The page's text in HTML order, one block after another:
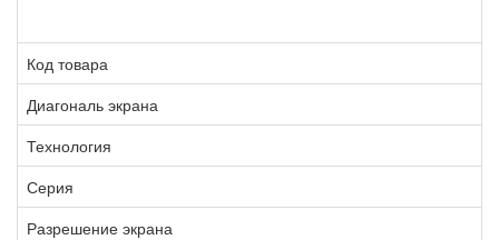
Код товара
Диагональ экрана
Технология
Серия
Разрешение экрана